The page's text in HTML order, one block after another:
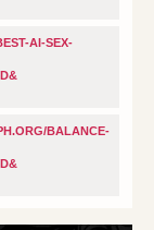
AI-SEX-
BALANCE-